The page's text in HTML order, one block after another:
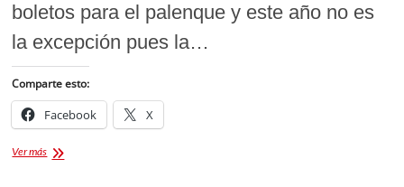
boletos para el palenque y este año no es
la excepción pues la…
Comparte esto:
Facebook X
Ver másToptickets